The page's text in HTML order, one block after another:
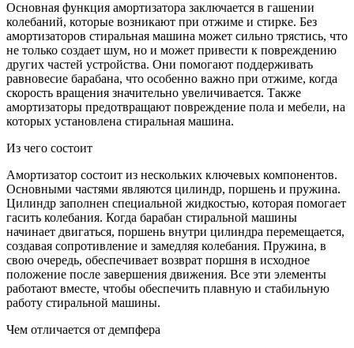
Основная функция амортизатора заключается в гашении
колебаний, которые возникают при отжиме и стирке. Без
амортизаторов стиральная машина может сильно трястись, что
не только создает шум, но и может привести к повреждению
других частей устройства. Они помогают поддерживать
равновесие барабана, что особенно важно при отжиме, когда
скорость вращения значительно увеличивается. Также
амортизаторы предотвращают повреждение пола и мебели, на
которых установлена стиральная машина.
Из чего состоит
Амортизатор состоит из нескольких ключевых компонентов.
Основными частями являются цилиндр, поршень и пружина.
Цилиндр заполнен специальной жидкостью, которая помогает
гасить колебания. Когда барабан стиральной машины
начинает двигаться, поршень внутри цилиндра перемещается,
создавая сопротивление и замедляя колебания. Пружина, в
свою очередь, обеспечивает возврат поршня в исходное
положение после завершения движения. Все эти элементы
работают вместе, чтобы обеспечить плавную и стабильную
работу стиральной машины.
Чем отличается от демпфера